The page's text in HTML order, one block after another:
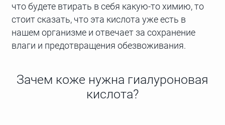
что будете втирать в себя какую-то химию, то
стоит сказать, что эта кислота уже есть в
нашем организме и отвечает за сохранение
влаги и предотвращения обезвоживания.
Зачем коже нужна гиалуроновая
кислота?